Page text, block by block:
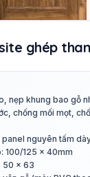
ghép
nẹp khung bao gỗ
chống mối mọt,
panel nguyên tấm
100/125 x 40mm
50 x 63